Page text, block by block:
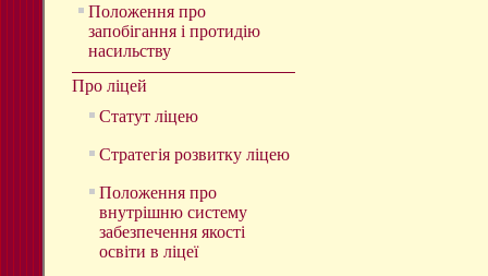
Положення про
запобігання і протидію
насильству
Про ліцей
Статут ліцею
Стратегія розвитку ліцею
Положення про
внутрішню систему
забезпечення якості
освіти в ліцеї